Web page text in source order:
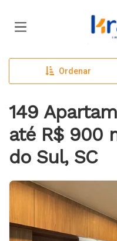
Ordenar
149
até R$ 900
do Sul, SC